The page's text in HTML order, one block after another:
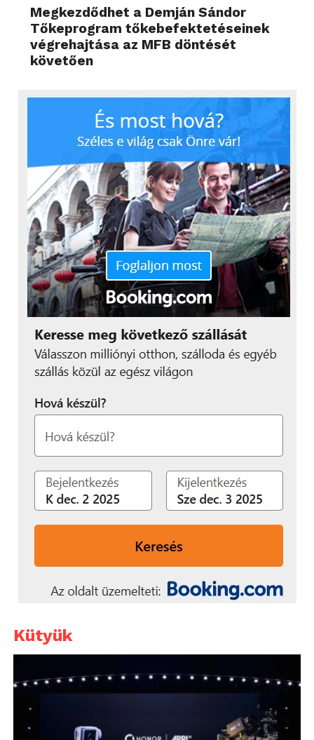
Megkezdődhet a Demján Sándor
Tőkeprogram tőkebefektetéseinek
végrehajtása az MFB döntését
követően
Kütyük